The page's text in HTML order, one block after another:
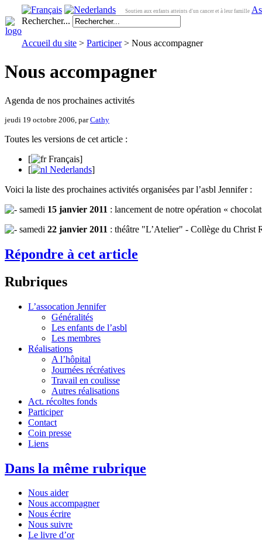
Soutien aux enfants atteints d'un cancer et à leur famille
Rechercher...
Accueil du site > Participer> Nous accompagner
Nous accompagner
Agenda de nos prochaines activités
jeudi 19 octobre 2006, parCathy
Toutes les versions de cet article :
[
Français]
[
Nederlands]
Voici la liste des prochaines activités organisées par l’asbl Jennifer :
samedi 15 janvier 2011 : lancement de notre opération «
samedi 22 janvier 2011 : théâtre "L’Atelier" - Collège du Christ
Répondre à cet article
Rubriques
L’assocation Jennifer
Généralités
Les enfants de l’asbl
Les membres
Réalisations
A l’hôpital
Journées récréatives
Travail en coulisse
Autres réalisations
Act. récoltes fonds
Participer
Contact
Coin presse
Liens
Dans la même rubrique
Nous aider
Nous accompagner
Nous écrire
Nous suivre
Le livre d’or